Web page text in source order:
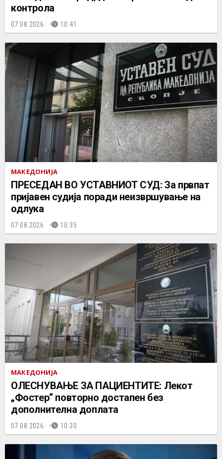
контрола
07.08.2026. 10:41
МАКЕДОНИЈА
ПРЕСЕДАН ВО УСТАВНИОТ СУД: За првпат
пријавен судија поради неизвршување на
одлука
07.08.2026. 10:35
МАКЕДОНИЈА
ОЛЕСНУВАЊЕ ЗА ПАЦИЕНТИТЕ: Лекот
„Фостер“ повторно достапен без
дополнителна доплата
07.08.2026. 10:30